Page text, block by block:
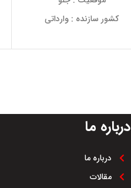
کشور سازنده : وارداتی
درباره ما
درباره ما
مقالات